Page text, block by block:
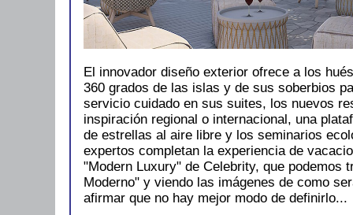
El innovador diseño exterior ofrece a los
360 ​​grados de las islas y de sus soberbios
servicio cuidado en sus suites, los nuevos
inspiración regional o internacional, una
de estrellas al aire libre y los seminarios
expertos completan la experiencia de
"Modern Luxury" de Celebrity, que podemos
Moderno" y viendo las imágenes de como
afirmar que no hay mejor modo de definirlo...